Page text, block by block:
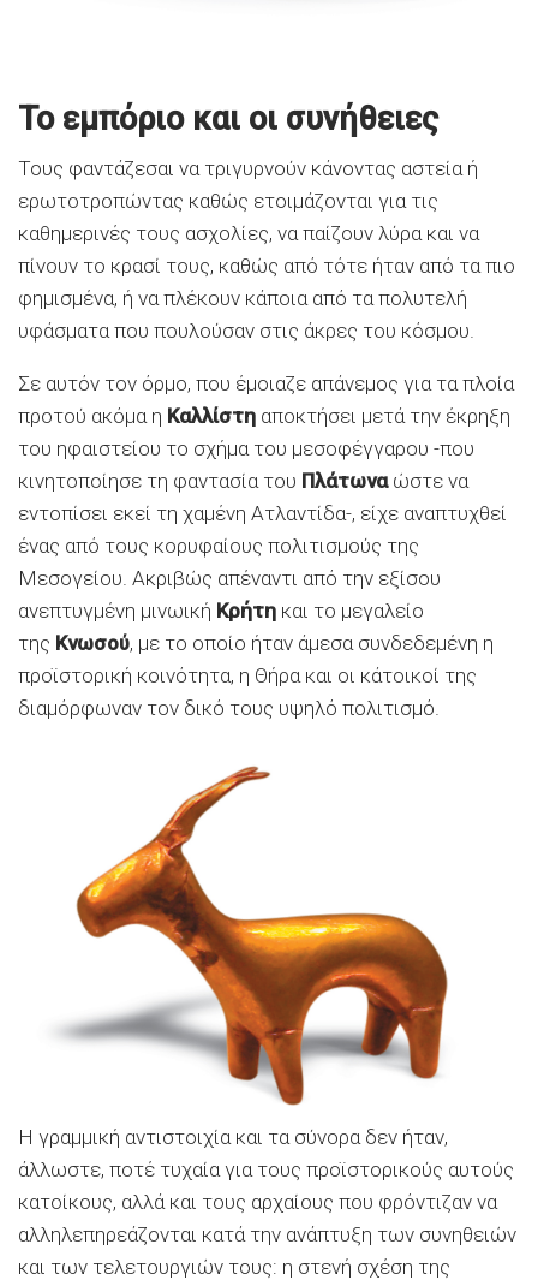
Το εμπόριο και οι συνήθειες
Τους φαντάζεσαι να τριγυρνούν κάνοντας αστεία ή
ερωτοτροπώντας καθώς ετοιμάζονται για τις
καθημερινές τους ασχολίες, να παίζουν λύρα και να
πίνουν το κρασί τους, καθώς από τότε ήταν από τα πιο
φημισμένα, ή να πλέκουν κάποια από τα πολυτελή
υφάσματα που πουλούσαν στις άκρες του κόσμου.
Σε αυτόν τον όρμο, που έμοιαζε απάνεμος για τα πλοία
προτού ακόμα η Καλλίστη αποκτήσει μετά την έκρηξη
του ηφαιστείου το σχήμα του μεσοφέγγαρου -που
κινητοποίησε τη φαντασία του Πλάτωναώστε να
εντοπίσει εκεί τη χαμένη Ατλαντίδα-, είχε αναπτυχθεί
ένας από τους κορυφαίους πολιτισμούς της
Μεσογείου. Ακριβώς απέναντι από την εξίσου
ανεπτυγμένη μινωική Κρήτη και το μεγαλείο
της Κνωσού, με το οποίο ήταν άμεσα συνδεδεμένη η
προϊστορική κοινότητα, η Θήρα και οι κάτοικοί της
διαμόρφωναν τον δικό τους υψηλό πολιτισμό.
Η γραμμική αντιστοιχία και τα σύνορα δεν ήταν,
άλλωστε, ποτέ τυχαία για τους προϊστορικούς αυτούς
κατοίκους, αλλά και τους αρχαίους που φρόντιζαν να
αλληλεπηρεάζονται κατά την ανάπτυξη των συνηθειών
και των τελετουργιών τους: η στενή σχέση της